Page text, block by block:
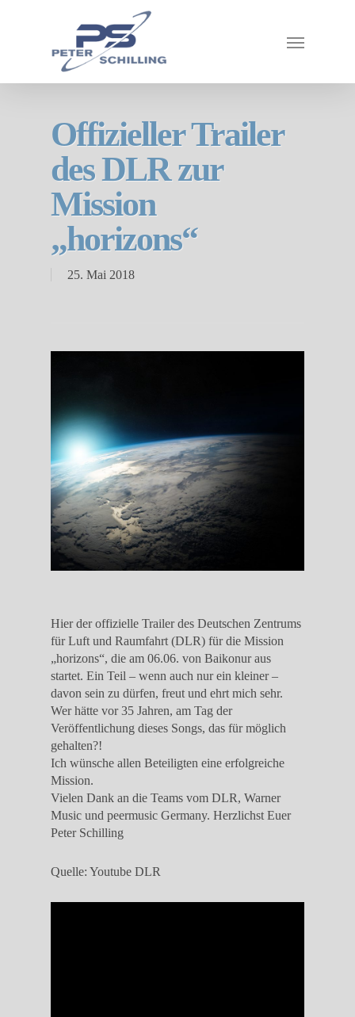
Offizieller Trailer
des DLR zur
Mission
„horizons“
25. Mai 2018
Hier der offizielle Trailer des Deutschen Zentrums
für Luft und Raumfahrt (DLR) für die Mission
„horizons“, die am 06.06. von Baikonur aus
startet. Ein Teil – wenn auch nur ein kleiner –
davon sein zu dürfen, freut und ehrt mich sehr.
Wer hätte vor 35 Jahren, am Tag der
Veröffentlichung dieses Songs, das für möglich
gehalten?!
Ich wünsche allen Beteiligten eine erfolgreiche
Mission.
Vielen Dank an die Teams vom DLR, Warner
Music und peermusic Germany. Herzlichst Euer
Peter Schilling
Quelle: Youtube DLR